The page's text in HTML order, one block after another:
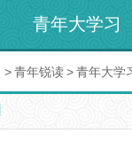
青年大学习
>青年锐读>青年大学